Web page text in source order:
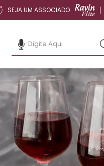
SEJA UM ASSOCIADO